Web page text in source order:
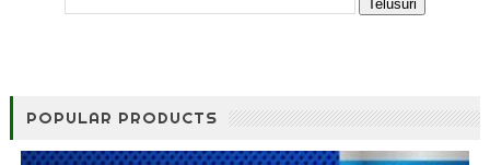
POPULAR PRODUCTS